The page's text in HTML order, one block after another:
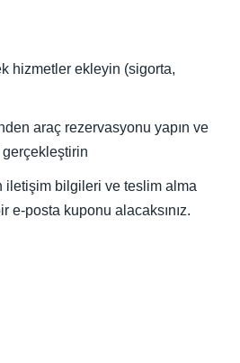
hizmetler ekleyin (sigorta,
araç rezervasyonu yapın ve
iletişim bilgileri ve teslim alma
e-posta kuponu alacaksınız.